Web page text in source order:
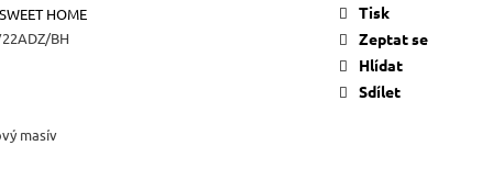
HOME
BH
masív
Tisk
Zeptat se
Hlídat
Sdílet